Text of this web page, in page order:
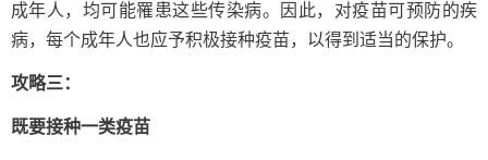
成年人，均可能罹患这些传染病。因此，对疫苗可预防的疾
病，每个成年人也应予积极接种疫苗，以得到适当的保护。
攻略三：
既要接种一类疫苗